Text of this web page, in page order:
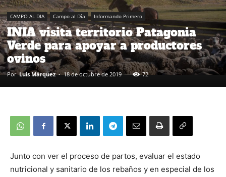
CAMPO AL DIA Campo al Día Informando Primero
INIA visita territorio Patagonia
Verde para apoyar a productores
ovinos
Por Luis Márquez - 18 de octubre de 2019 72
Junto con ver el proceso de partos, evaluar el estado
nutricional y sanitario de los rebaños y en especial de los